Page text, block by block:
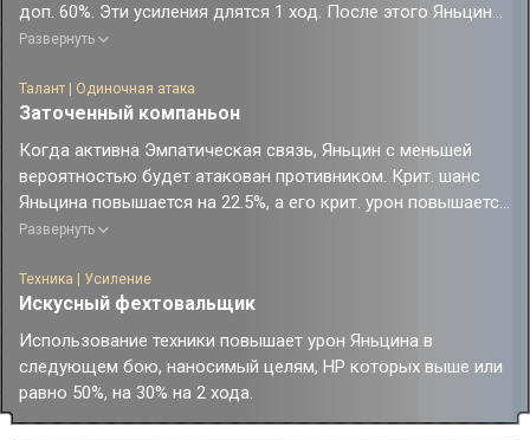
доп. 60%. Эти усиления длятся 1 ход. После этого Яньцин
наносит выбранному противнику ледяной урон, равный
Развернуть
Талант | Одиночная атака
Заточенный компаньон
Когда активна Эмпатическая связь, Яньцин с меньшей
вероятностью будет атакован противником. Крит. шанс
Яньцина повышается на 22.5%, а его крит. урон повышается
на 37.5%. После того, как Яньцин атакует противника, он
которая наносит цели ледяной урон, равный 62.5% от силы
атаки Яньцина, и имеет базовый шанс 65% наложить на
цель статус Заморозка на 1 ход.
Противник со статусом Заморозка не может совершать
действий и будет получать дополнительный ледяной урон,
Развернуть
Техника | Усиление
Искусный фехтовальщик
Использование техники повышает урон Яньцина в
следующем бою, наносимый целям, НР которых выше или
равно 50%, на 30% на 2 хода.